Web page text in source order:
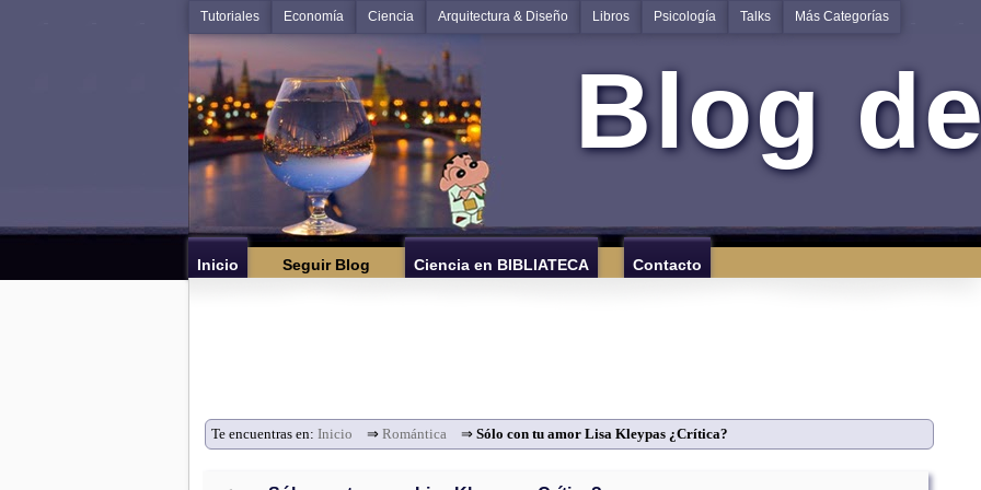
Tutoriales Economía Ciencia Arquitectura & Diseño Libros Psicología Talks Más Categorías
Blog
Inicio Seguir Blog Ciencia en BIBLIATECA Contacto
Te encuentras en: Inicio ⇒ Romántica ⇒ Sólo con tu amor Lisa Kleypas ¿Crítica?